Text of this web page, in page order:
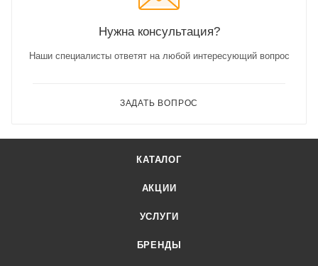
Нужна консультация?
Наши специалисты ответят на любой интересующий вопрос
ЗАДАТЬ ВОПРОС
КАТАЛОГ
АКЦИИ
УСЛУГИ
БРЕНДЫ